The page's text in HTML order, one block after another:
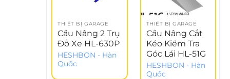
THIẾT BỊ GARAGE
Cầu Nâng 2 Trụ
Đỗ Xe HL-630P
HESHBON - Hàn
Quốc
THIẾT BỊ GARAGE
Cầu Nâng Cắt
Kéo Kiểm Tra
Góc Lái HL-51G
HESHBON - Hàn
Quốc